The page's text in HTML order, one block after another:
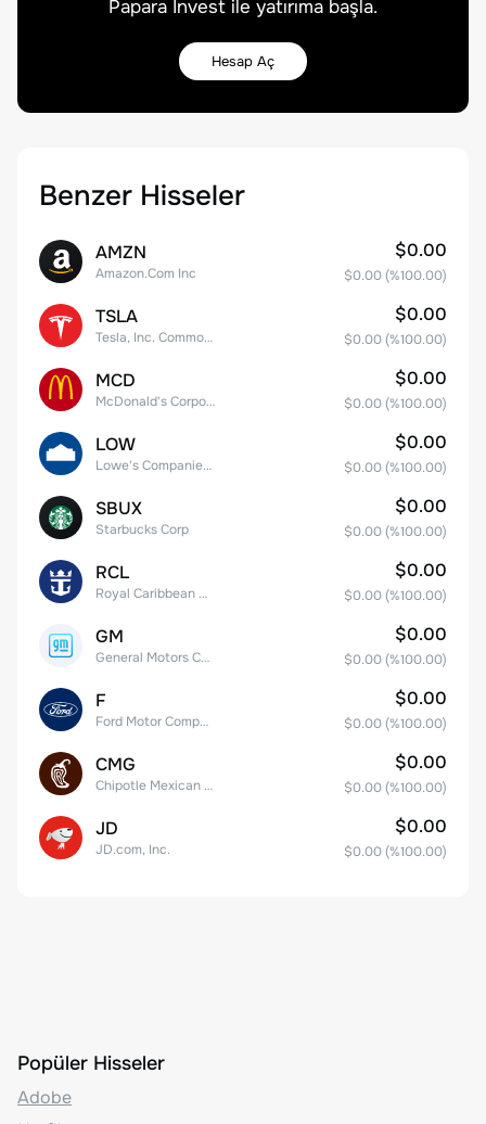
Papara Invest ile yatırıma başla.
Hesap Aç
Benzer Hisseler
AMZN
Amazon.Com Inc
$0.00
$0.00 (%100.00)
TSLA
Tesla, Inc. Common Stock
$0.00
$0.00 (%100.00)
MCD
McDonald's Corporation
$0.00
$0.00 (%100.00)
LOW
Lowe's Companies Inc.
$0.00
$0.00 (%100.00)
SBUX
Starbucks Corp
$0.00
$0.00 (%100.00)
RCL
Royal Caribbean Group
$0.00
$0.00 (%100.00)
GM
General Motors Company
$0.00
$0.00 (%100.00)
F
Ford Motor Company
$0.00
$0.00 (%100.00)
CMG
Chipotle Mexican Grill, Inc.
$0.00
$0.00 (%100.00)
JD
JD.com, Inc.
$0.00
$0.00 (%100.00)
Popüler Hisseler
Adobe